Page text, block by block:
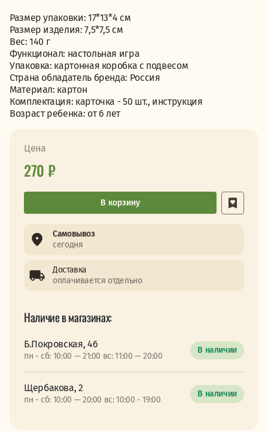
Размер упаковки: 17*13*4 см
Размер изделия: 7,5*7,5 см
Вес: 140 г
Функционал: настольная игра
Упаковка: картонная коробка с подвесом
Страна обладатель бренда: Россия
Материал: картон
Комплектация: карточка - 50 шт., инструкция
Возраст ребенка: от 6 лет
Цена
270 ₽
В корзину
Самовывоз
сегодня
Доставка
оплачивается отдельно
Наличие в магазинах:
Б.Покровская, 46
пн - сб: 10:00 — 21:00 вс: 11:00 — 20:00
В наличии
Щербакова, 2
пн - сб: 10:00 — 20:00 вс: 10:00 - 19:00
В наличии